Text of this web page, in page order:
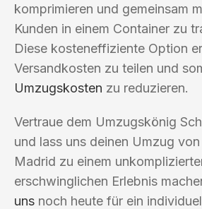
komprimieren und gemeinsam
Kunden in einem Container zu
Diese kosteneffiziente Option
Versandkosten zu teilen und
Umzugskosten zu reduzieren.
Vertraue dem Umzugskönig
und lass uns deinen Umzug
Madrid zu einem
erschwinglichen Erlebnis
uns noch heute für ein